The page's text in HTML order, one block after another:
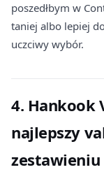
poszedłbym w
taniej albo lepiej
uczciwy wybór.
4. Hankook
najlepszy
zestawieniu